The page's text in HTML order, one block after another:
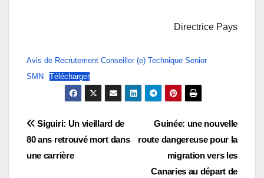
Directrice Pays
Avis de Recrutement Conseiller (e) Technique Senior
SMN
Télécharger
Navigation
de
Guinée: une nouvelle
route dangereuse pour la
migration vers les
Canaries au départ de
Siguiri: Un vieillard de
80 ans retrouvé mort dans
une carrière